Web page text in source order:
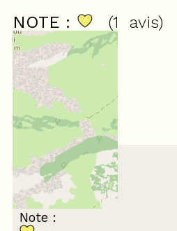
NOTE :
5
/ 5
(1 avis)
Janvier 2025
Natacha
35 à 44 ans
En famille
Note :